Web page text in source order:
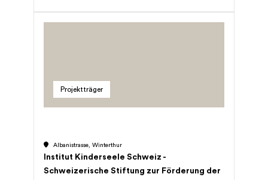
wichtige Projekte für die HSG zu realisieren
Projektträger
Albanistrasse, Winterthur
Institut Kinderseele Schweiz -
Schweizerische Stiftung zur Förderung der